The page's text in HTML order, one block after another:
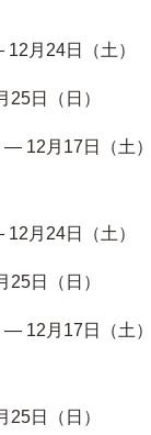
月24日（土）
日（日）
12月17日（土）
月24日（土）
日（日）
12月17日（土）
日（日）